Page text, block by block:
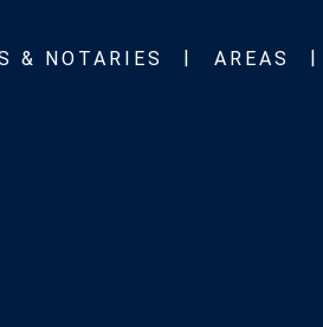
& NOTARIES AREAS